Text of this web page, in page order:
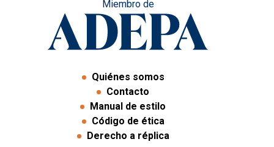
Miembro de
Quiénes somos
Contacto
Manual de estilo
Código de ética
Derecho a réplica